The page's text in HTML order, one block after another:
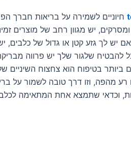
חיוניים לשמירה על בריאות חברך
יש מגוון רחב של מוצרים
אם יש לך גזע קטן או גדול של
להבטיח שלגור שלך יש פרווה
בטיפוח הוא צחצוח השיניים
רע מהפה, וזו דרך טובה לשמור על
וכדאי שתמצא אחת המתאימה